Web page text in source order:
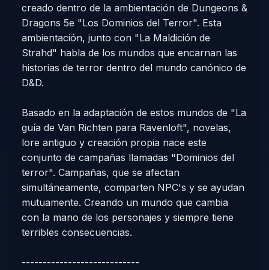
creado dentro de la ambientación de Dungeons &
Dragons 5e "Los Dominios del Terror". Esta
ambientación, junto con "La Maldición de
Strahd" habla de los mundos que encarnan las
historias de terror dentro del mundo canónico de
D&D.
Basado en la adaptación de estos mundos de "La
guía de Van Richten para Ravenloft", novelas,
lore antiguo y creación propia nace este
conjunto de campañas llamadas "Dominios del
terror". Campañas, que se afectan
simultáneamente, comparten NPC's y se ayudan
mutuamente. Creando un mundo que cambia
con la mano de los personajes y siempre tiene
terribles consecuencias.
----------------------------